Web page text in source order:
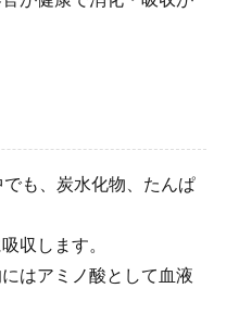
も、炭水化物、たんぱ
収します。
はアミノ酸として血液